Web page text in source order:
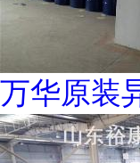
万华原装